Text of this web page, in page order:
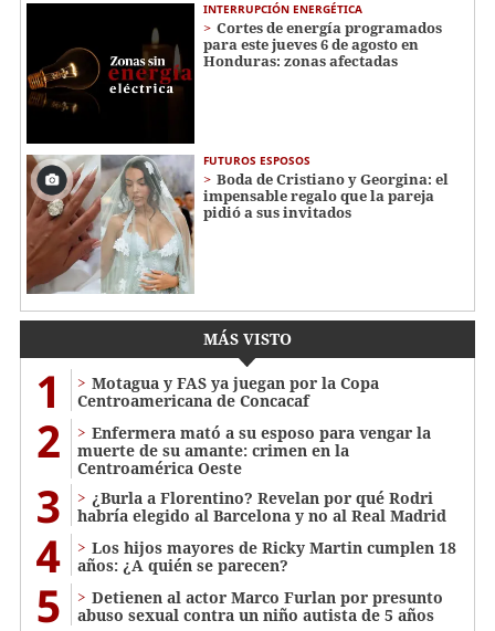
INTERRUPCIÓN ENERGÉTICA
Cortes de energía programados
para este jueves 6 de agosto en
Honduras: zonas afectadas
FUTUROS ESPOSOS
Boda de Cristiano y Georgina: el
impensable regalo que la pareja
pidió a sus invitados
MÁS VISTO
1
Motagua y FAS ya juegan por la Copa
Centroamericana de Concacaf
2
Enfermera mató a su esposo para vengar la
muerte de su amante: crimen en la
Centroamérica Oeste
3
¿Burla a Florentino? Revelan por qué Rodri
habría elegido al Barcelona y no al Real Madrid
4
Los hijos mayores de Ricky Martin cumplen 18
años: ¿A quién se parecen?
5
Detienen al actor Marco Furlan por presunto
abuso sexual contra un niño autista de 5 años